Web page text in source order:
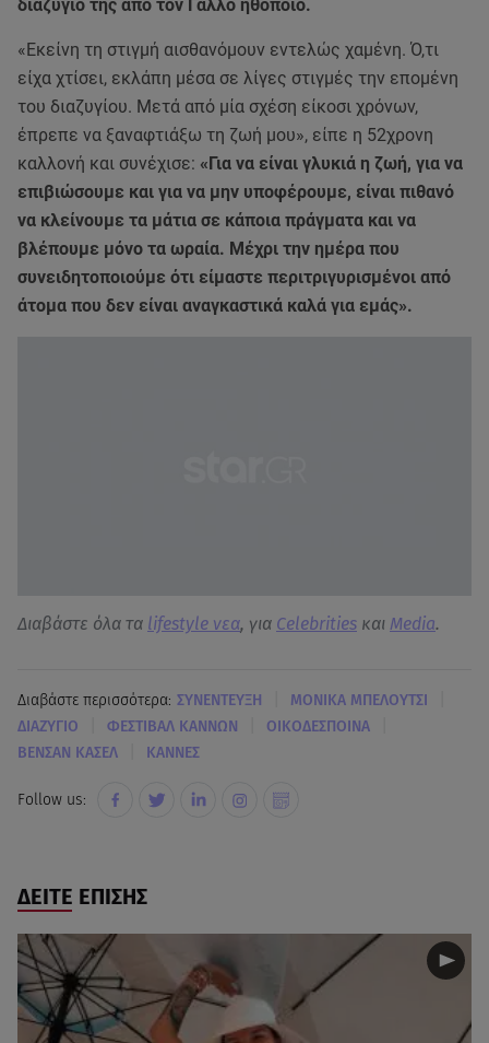
διαζύγιό της από τον Γάλλο ηθοποιό.
«Εκείνη τη στιγμή αισθανόμουν εντελώς χαμένη. Ό,τι
είχα χτίσει, εκλάπη μέσα σε λίγες στιγμές την επομένη
του διαζυγίου. Μετά από μία σχέση είκοσι χρόνων,
έπρεπε να ξαναφτιάξω τη ζωή μου», είπε η 52χρονη
καλλονή και συνέχισε: «Για να είναι γλυκιά η ζωή, για να
επιβιώσουμε και για να μην υποφέρουμε, είναι πιθανό
να κλείνουμε τα μάτια σε κάποια πράγματα και να
βλέπουμε μόνο τα ωραία. Μέχρι την ημέρα που
συνειδητοποιούμε ότι είμαστε περιτριγυρισμένοι από
άτομα που δεν είναι αναγκαστικά καλά για εμάς».
Διαβάστε όλα τα lifestyle νεα, για Celebrities και Media.
Διαβάστε περισσότερα: ΣΥΝΕΝΤΕΥΞΗ ΜΟΝΙΚΑ ΜΠΕΛΟΥΤΣΙ
ΔΙΑΖΥΓΙΟ ΦΕΣΤΙΒΑΛ ΚΑΝΝΩΝ ΟΙΚΟΔΕΣΠΟΙΝΑ
ΒΕΝΣΑΝ ΚΑΣΕΛ ΚΑΝΝΕΣ
Follow us:
ΔΕΙΤΕ ΕΠΙΣΗΣ